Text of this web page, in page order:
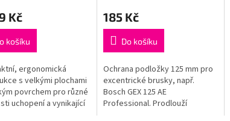
Kč
košíku
ergonomická
s velkými plochami
povrchem pro různé
uchopení a vynikající
185 Kč
Do košíku
Ochrana podložky 125 mm pro
excentrické brusky, např.
Bosch GEX 125 AE
Professional. Prodlouží